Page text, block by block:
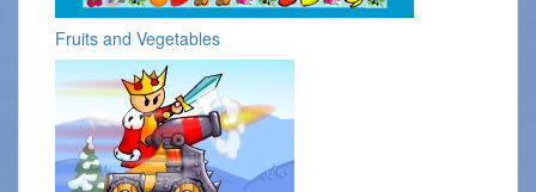
Fruits and Vegetables